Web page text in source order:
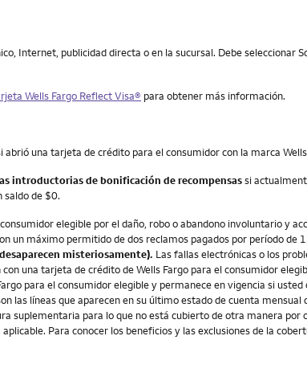
Internet, publicidad directa o en la sucursal. Debe seleccionar
Wells Fargo Reflect Visa® para obtener más información.
una tarjeta de crédito para el consumidor con la marca
introductorias de bonificación de recompensassi
saldo de $0.
elegible por el daño, robo o abandono involuntario y
máximo permitido de dos reclamos pagados por período de
misteriosamente). Las fallas electrónicas o los
una tarjeta de crédito de Wells Fargo para el consumidor
para el consumidor elegible y permanece en vigencia si
las líneas que aparecen en su último estado de cuenta
suplementaria para lo que no está cubierto de otra manera por
Para conocer los beneficios y las exclusiones de la